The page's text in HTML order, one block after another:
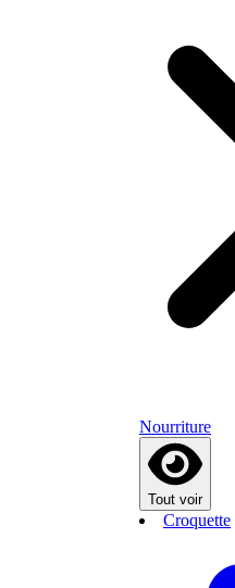
Nourriture
Tout voir
Croquette